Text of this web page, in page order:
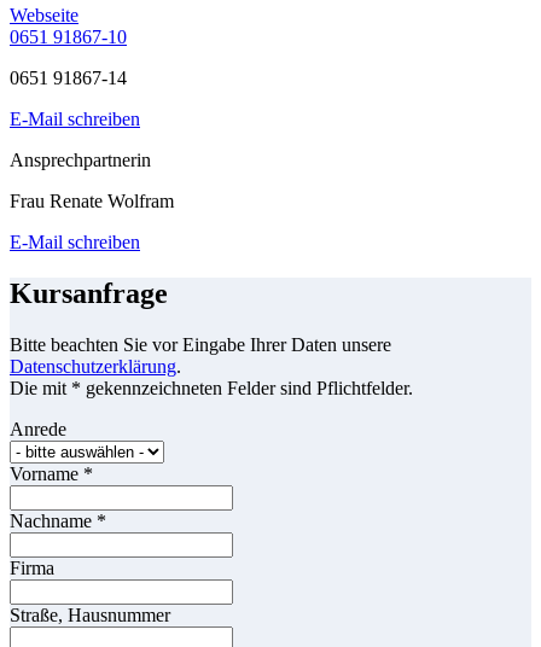
Webseite
0651 91867-10
0651 91867-14
E-Mail schreiben
Ansprechpartnerin
Frau Renate Wolfram
E-Mail schreiben
Kursanfrage
Bitte beachten Sie vor Eingabe Ihrer Daten unsere
Datenschutzerklärung.
Die mit * gekennzeichneten Felder sind Pflichtfelder.
Anrede
Vorname *
Nachname *
Firma
Straße, Hausnummer